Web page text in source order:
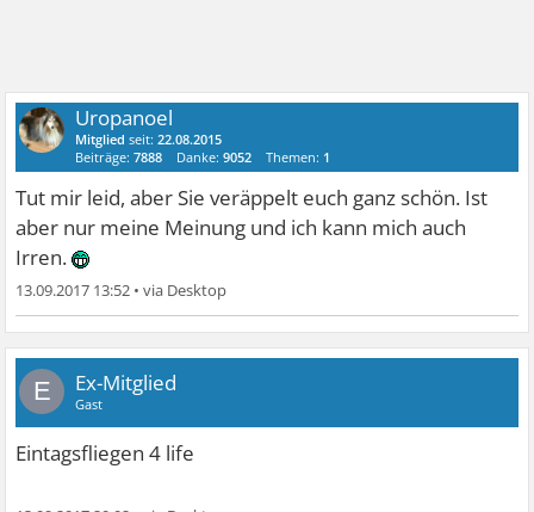
Uropanoel
Mitglied seit:22.08.2015
Beiträge:7888 Danke:9052 Themen: 1
Tut mir leid, aber Sie veräppelt euch ganz schön. Ist
aber nur meine Meinung und ich kann mich auch
Irren.
13.09.2017 13:52 •
E Ex-Mitglied
Gast
Eintagsfliegen 4 life